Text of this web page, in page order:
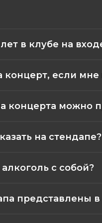
в клубе на
если мне
концерта можно
на
с собой?
представлены в